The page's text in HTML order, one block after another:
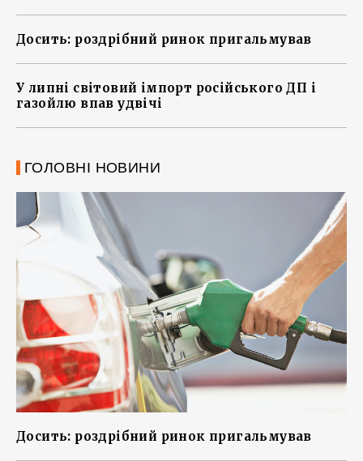
Досить: роздрібний ринок пригальмував
У липні світовий імпорт російського ДП і
газойлю впав удвічі
ГОЛОВНІ НОВИНИ
Досить: роздрібний ринок пригальмував